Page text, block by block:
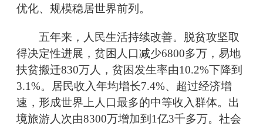
优化、规模稳居世界前列。
五年来，人民生活持续改善。脱贫攻坚取
得决定性进展，贫困人口减少6800多万，易地
扶贫搬迁830万人，贫困发生率由10.2%下降到
3.1%。居民收入年均增长7.4%、超过经济增
速，形成世界上人口最多的中等收入群体。出
境旅游人次由8300万增加到1亿3千多万。社会